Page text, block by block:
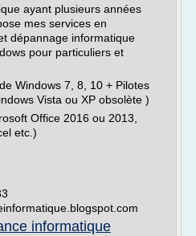
ayant plusieurs années
mes services en
dépannage informatique
pour particuliers et
Windows 7, 8, 10 + Pilotes
Vista ou XP obsolète )
Office 2016 ou 2013,
etc.)
informatique